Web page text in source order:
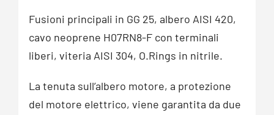
Fusioni principali in GG 25, albero AISI 420,
cavo neoprene H07RN8-F con terminali
liberi, viteria AISI 304, O.Rings in nitrile.
La tenuta sull’albero motore, a protezione
del motore elettrico, viene garantita da due